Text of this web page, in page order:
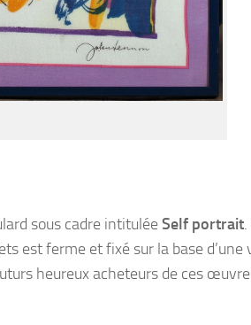
sous cadre intituléeSelf portrait
est ferme et fixé sur la base
heureux acheteurs de ces